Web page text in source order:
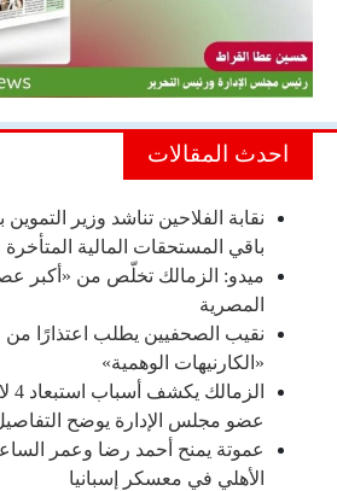
احدث المقالات
نقابة الفلاحين تناشد وزير
باقي المستحقات المالية
ميدو: الزمالك تخلّص من «أكبر
المصرية
نقيب الصحفيين يطلب اعتذارًا
«الكارنيهات الوهمية»
عضو مجلس الإدارة يوضح التفاصيل
عموتة يمنح أحمد رضا وعمر
الأهلي في معسكر إسبانيا